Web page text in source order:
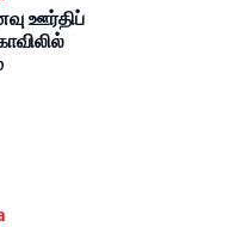
ஊர்திப்